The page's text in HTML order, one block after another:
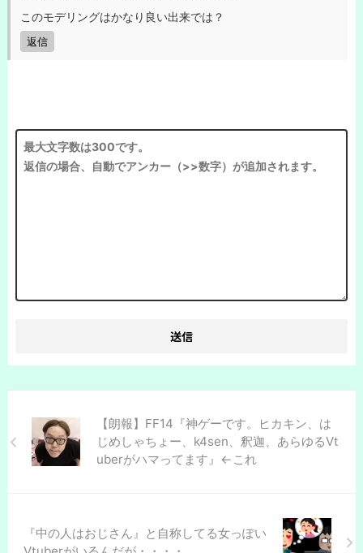
このモデリングはかなり良い出来では？
返信
【朗報】FF14『神ゲーです。ヒカキン、は
じめしゃちょー、k4sen、釈迦、あらゆるVt
uberがハマってます』←これ
『中の人はおじさん』と自称してる女っぽい